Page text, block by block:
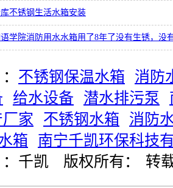
不锈钢生活水箱安装
语学院消防用水水箱用了8年了没有生锈，没
不锈钢保温水箱
消防
给水设备 潜水排污泵
家
不锈钢水箱
消防
箱
南宁千凯环保科技
千凯 版权所有： 转